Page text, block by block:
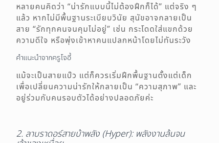
หลายคนคิดว่า “น่ารักแบบนี้ไม่ต้องฝึกก็ได้” แต่จริง ๆ
แล้ว หากไม่มีพื้นฐานระเบียบวินัย สุนัขอาจกลายเป็น
สาย “รักทุกคนจนคุมไม่อยู่” เช่น กระโดดใส่แขกด้วย
ความดีใจ หรือพุ่งเข้าหาคนแปลกหน้าโดยไม่ทันระวัง
คำแนะนำจากครูโจอี้
แม้จะเป็นสายแบ๊ว แต่ก็ควรเริ่มฝึกพื้นฐานตั้งแต่เด็ก
เพื่อเปลี่ยนความน่ารักให้กลายเป็น “ความสุภาพ” และ
อยู่ร่วมกับคนรอบตัวได้อย่างปลอดภัยค่ะ
2. ลาบราดอร์สายบ้าพลัง (Hyper): พลังงานล้นจน